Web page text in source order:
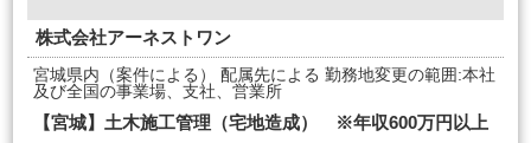
株式会社アーネストワン
宮城県内（案件による） 配属先による 勤務地変更の範囲:本社
及び全国の事業場、支社、営業所
【宮城】土木施工管理（宅地造成） ※年収600万円以上